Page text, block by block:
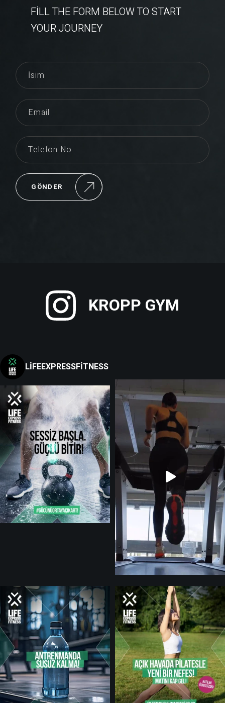
FILL THE FORM BELOW TO START
YOUR JOURNEY
GÖNDER
KROPP GYM
LIFEEXPRESSFITNESS